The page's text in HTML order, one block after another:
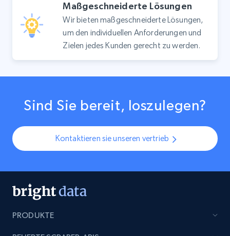
Maßgeschneiderte Lösungen
Wir bieten maßgeschneiderte Lösungen,
um den individuellen Anforderungen und
Zielen jedes Kunden gerecht zu werden.
Sind Sie bereit, loszulegen?
Kontaktieren sie unseren vertrieb
PRODUKTE